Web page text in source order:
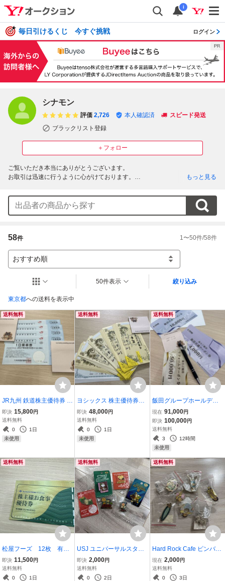
i
毎日引けるくじ 今すぐ挑戦 ログイン
シナモン
＋フォロー
評価 2,726 本人確認済
スピード発送
ブラックリスト登録
ご覧いただき本当にありがとうございます。
お取引は迅速に行うように心がけております。
最近、新規の方のいたずら入札が増えておりますので、基本的には新規の方
のご入札はご遠慮いただいております。質問欄より入札したい旨ご連絡下さ
い。何もご連絡がない場合は入札を取り消させていただく場合もございます
かんたん決済の期限が過ぎてしまった方に関しましてはよっぽどの理由がな
い限り、お取引はキャンセル扱いにさせて頂きます。その後のお取引が困難
になるためです。
また評価に関してですが、基本的に評価返しという形にさせていただいてお
ります。評価が必要な方のみ当方に評価を入れていただくようにお願いいた
もっと見る
58件 1 〜50件/58件
おすすめ順
東京都への送料を表示中
50件表示 絞り込み
送料無料
JR九州 鉄道株主優待券 1
日乗車券 4枚セット 2027
年6月30日まで
即決 15,800円
送料無料
0
1日
未使用
送料無料
ヨシックス 株主優待券
50000円分 (1000円×50
枚) 2027年1月31日まで
即決 48,000円
送料無料
0
1日
未使用
送料無料
飯田グループホールディ
ングス 株主優待 施設共通
クーポン券 20万円分
現在 91,000円
即決 100,000円
送料無料
3
12時間
未使用
送料無料
松屋フーズ 12枚 有効
期限2027年6月30日
即決 11,500円
送料無料
0
1日
送料無料
USJ ユニバーサルスタジ
オジャパン スヌーピー ピ
ンバッジ 6点セット PE
ANUTS チャーリーブラウ
即決 2,000円
送料無料
0
2日
送料無料
Hard Rock Cafe ピンバッ
ジ 7個セット まとめ売り
ハードロックカフェ ピ
ンズ
現在 2,000円
送料無料
0
3日